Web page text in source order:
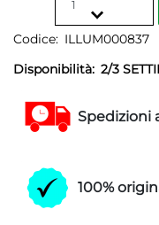
Codice: ILLUM000837
Disponibilità: 2/3
Spedizioni
100%